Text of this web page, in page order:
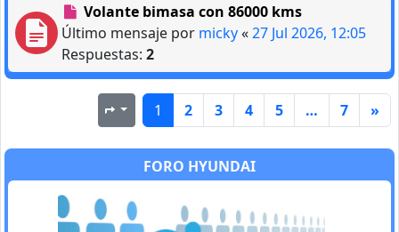
Volante bimasa con 86000 kms
Último mensaje por micky«27 Jul 2026, 12:05
Respuestas: 2
Página1 de7
1 2 3 4 5 … 7 »
FORO HYUNDAI